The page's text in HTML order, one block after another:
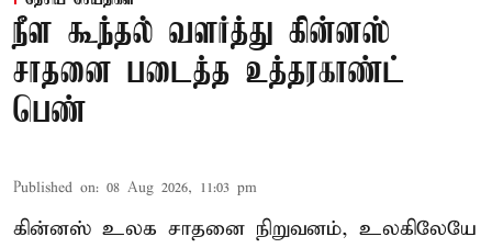
நீள கூந்தல் வளர்த்து கின்னஸ்
சாதனை படைத்த உத்தரகாண்ட்
பெண்
Published on: 08 Aug 2026, 11:03 pm
கின்னஸ் உலக சாதனை நிறுவனம், உலகிலேயே